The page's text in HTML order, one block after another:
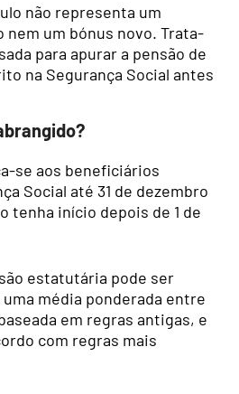
não representa um
um bónus novo. Trata-
para apurar a pensão de
na Segurança Social antes
se aos beneficiários
Social até 31 de dezembro
tenha início depois de 1 de
estatutária pode ser
média ponderada entre
em regras antigas, e
com regras mais